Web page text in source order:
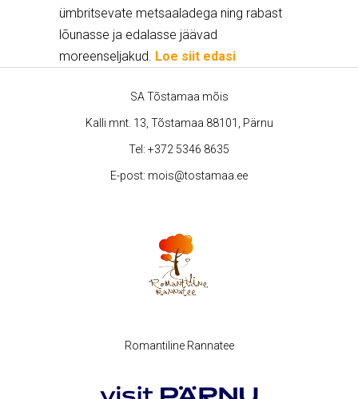
ümbritsevate metsaaladega ning rabast
lõunasse ja edalasse jäävad
moreenseljakud. Loe siit edasi
SA Tõstamaa mõis
Kalli mnt. 13, Tõstamaa 88101, Pärnu
Tel: +372 5346 8635
E-post: mois@tostamaa.ee
Romantiline Rannatee